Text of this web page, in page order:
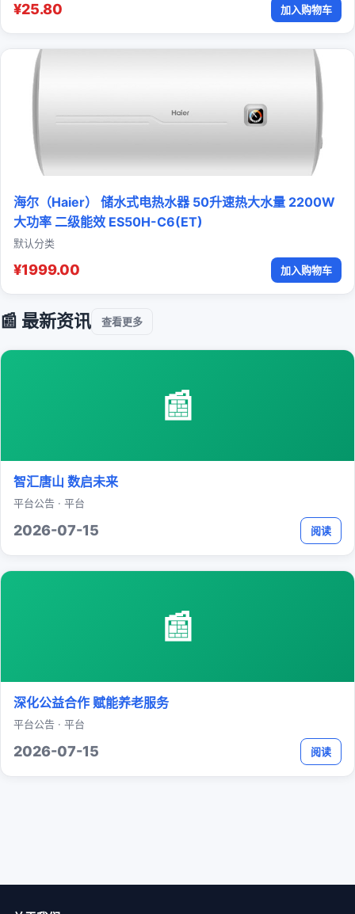
¥25.80 加入购物车
海尔（Haier） 储水式电热水器 50升速热大水量 2200W
大功率 二级能效 ES50H-C6(ET)
默认分类
¥1999.00 加入购物车
📰 最新资讯 查看更多
📰
智汇唐山 数启未来
平台公告 · 平台
2026-07-15 阅读
📰
深化公益合作 赋能养老服务
平台公告 · 平台
2026-07-15 阅读